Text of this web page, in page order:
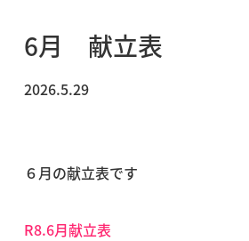
6月 献立表
2026.5.29
６月の献立表です
R8.6月献立表